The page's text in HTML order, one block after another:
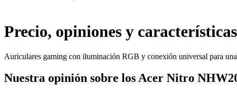
Precio, opiniones y
Auriculares gaming con iluminación RGB y conexión universal para
Nuestra opinión sobre los Acer Nitro